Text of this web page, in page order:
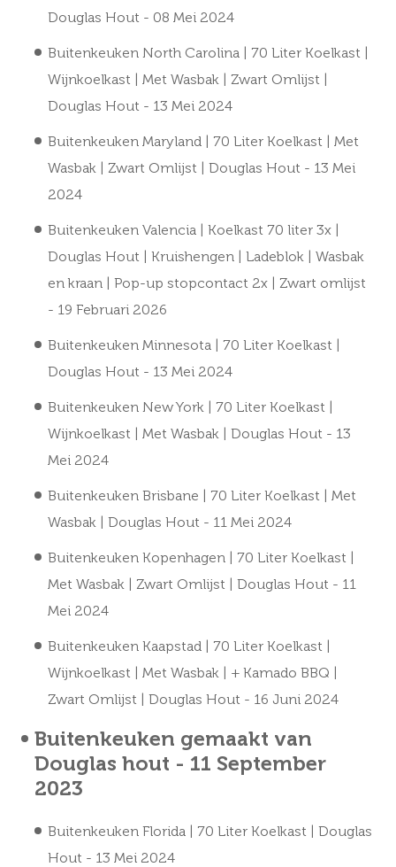
Douglas Hout - 08 Mei 2024
Buitenkeuken North Carolina | 70 Liter Koelkast |
Wijnkoelkast | Met Wasbak | Zwart Omlijst |
Douglas Hout - 13 Mei 2024
Buitenkeuken Maryland | 70 Liter Koelkast | Met
Wasbak | Zwart Omlijst | Douglas Hout - 13 Mei
2024
Buitenkeuken Valencia | Koelkast 70 liter 3x |
Douglas Hout | Kruishengen | Ladeblok | Wasbak
en kraan | Pop-up stopcontact 2x | Zwart omlijst
- 19 Februari 2026
Buitenkeuken Minnesota | 70 Liter Koelkast |
Douglas Hout - 13 Mei 2024
Buitenkeuken New York | 70 Liter Koelkast |
Wijnkoelkast | Met Wasbak | Douglas Hout - 13
Mei 2024
Buitenkeuken Brisbane | 70 Liter Koelkast | Met
Wasbak | Douglas Hout - 11 Mei 2024
Buitenkeuken Kopenhagen | 70 Liter Koelkast |
Met Wasbak | Zwart Omlijst | Douglas Hout - 11
Mei 2024
Buitenkeuken Kaapstad | 70 Liter Koelkast |
Wijnkoelkast | Met Wasbak | + Kamado BBQ |
Zwart Omlijst | Douglas Hout - 16 Juni 2024
Buitenkeuken gemaakt van
Douglas hout - 11 September
2023
Buitenkeuken Florida | 70 Liter Koelkast | Douglas
Hout - 13 Mei 2024